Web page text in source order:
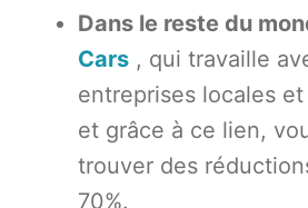
Dans le reste du
Cars , qui travaille
entreprises locales
et grâce à ce lien,
trouver des
70%.